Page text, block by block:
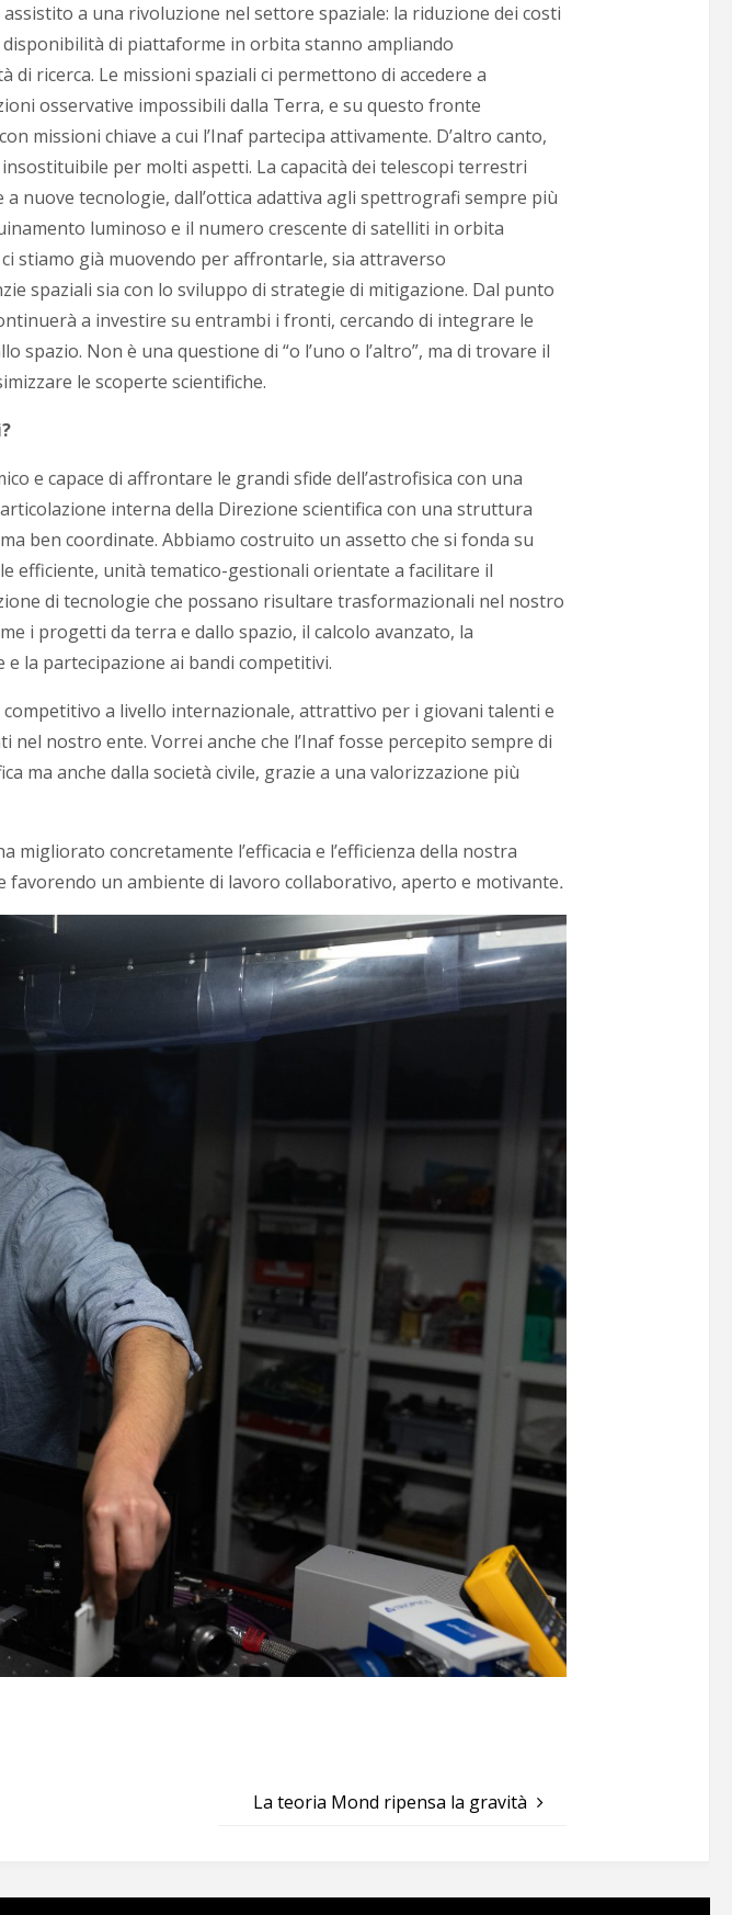
a una rivoluzione nel settore spaziale: la riduzione dei costi
disponibilità di piattaforme in orbita stanno ampliando
di ricerca. Le missioni spaziali ci permettono di accedere a
osservative impossibili dalla Terra, e su questo fronte
missioni chiave a cui l’Inaf partecipa attivamente. D’altro canto,
per molti aspetti. La capacità dei telescopi terrestri
a nuove tecnologie, dall’ottica adattiva agli spettrografi sempre più
luminoso e il numero crescente di satelliti in orbita
stiamo già muovendo per affrontarle, sia attraverso
spaziali sia con lo sviluppo di strategie di mitigazione. Dal punto
a investire su entrambi i fronti, cercando di integrare le
spazio. Non è una questione di “o l’uno o l’altro”, ma di trovare il
le scoperte scientifiche.
e capace di affrontare le grandi sfide dell’astrofisica con una
interna della Direzione scientifica con una struttura
ben coordinate.Abbiamo costruito un assetto che si fonda su
unità tematico-gestionali orientate a facilitare il
di tecnologie che possano risultare trasformazionali nel nostro
i progetti da terra e dallo spazio, il calcolo avanzato, la
e la partecipazione ai bandi competitivi.
a livello internazionale, attrattivo per i giovani talenti e
nel nostro ente. Vorrei anche che l’Inaf fosse percepito sempre di
ma anche dalla società civile, grazie a una valorizzazione più
migliorato concretamente l’efficacia e l’efficienza della nostra
favorendo un ambiente di lavoro collaborativo, aperto e motivante.
La teoria Mond ripensa la gravità